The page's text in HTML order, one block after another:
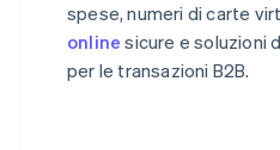
spese, numeri di carte
online sicure e soluzioni
per le transazioni B2B.